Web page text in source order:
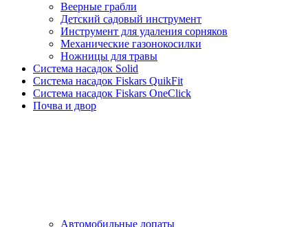
Веерные грабли
Детский садовый инструмент
Инструмент для удаления сорняков
Механические газонокосилки
Ножницы для травы
Система насадок Solid
Система насадок Fiskars QuikFit
Система насадок Fiskars OneClick
Почва и двор
Автомобильные лопаты